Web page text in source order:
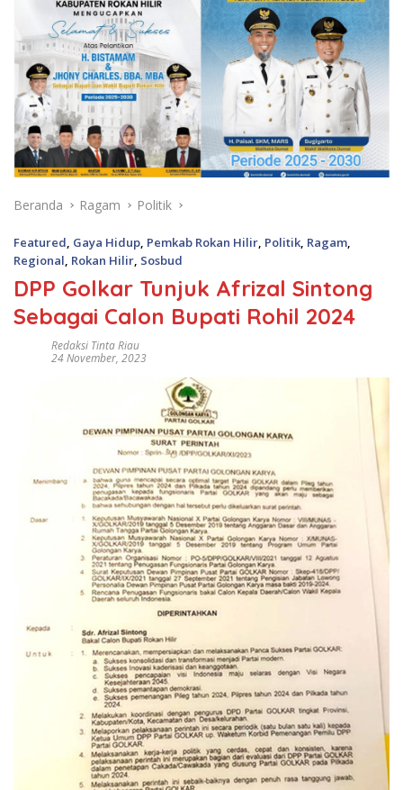
Beranda Ragam Politik
Featured Gaya Hidup Pemkab Rokan Hilir Politik Ragam
Regional Rokan Hilir Sosbud
DPP Golkar Tunjuk Afrizal Sintong
Sebagai Calon Bupati Rohil 2024
Redaksi Tinta Riau
24 November, 2023